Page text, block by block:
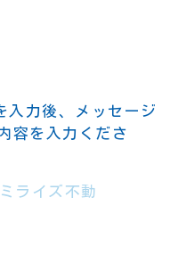
力後、メッセージ
容を入力くださ
ライズ不動